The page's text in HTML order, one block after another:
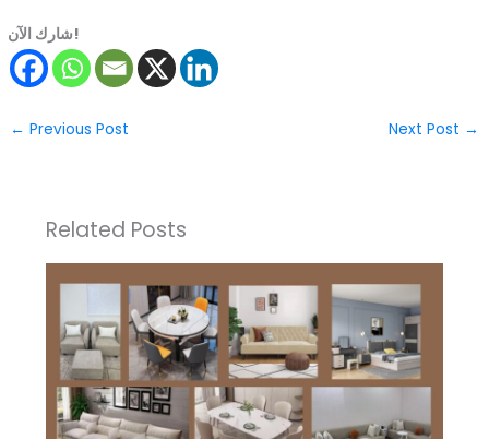
شارك الآن!
← Previous Post Next Post →
Related Posts